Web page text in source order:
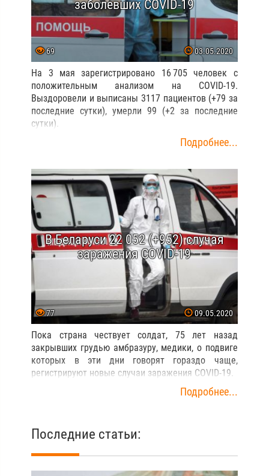
заболевших COVID-19
69 03.05.2020
На 3 мая зарегистрировано 16 705 человек с
положительным анализом на COVID-19.
Выздоровели и выписаны 3117 пациентов (+79 за
последние сутки), умерли 99 (+2 за последние
сутки).
Подробнее...
В Беларуси 22 052 (+952) случая
заражения COVID-19
77 09.05.2020
Пока страна чествует солдат, 75 лет назад
закрывших грудью амбразуру, медики, о подвиге
которых в эти дни говорят гораздо чаще,
регистрируют новые случаи заражения COVID-19.
Подробнее...
Последние статьи: